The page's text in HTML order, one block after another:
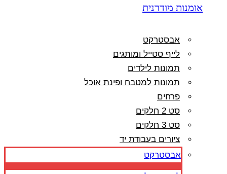
אומנות מודרנית
אבסטרקט
לייף סטייל ומותגים
תמונות לילדים
תמונות למטבח ופינת אוכל
פרחים
סט 2 חלקים
סט 3 חלקים
ציורים בעבודת יד
אבסטרקט